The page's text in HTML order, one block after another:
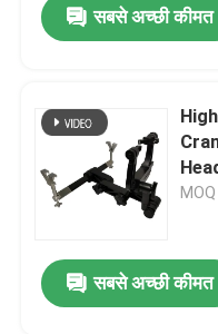
सबसे अच्छी कीमत
सबसे अच्छी कीमत